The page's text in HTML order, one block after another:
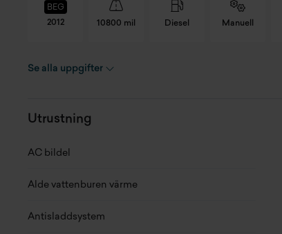
BEG
2012
10800 mil Diesel Manuell
Chassinummer
Se alla uppgifter
Utrustning
AC bildel
Alde vattenburen värme
Antisladdsystem